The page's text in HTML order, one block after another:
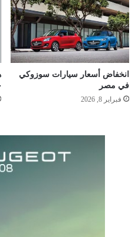
انخفاض أسعار سيارات سوزوكي
في مصر
فبراير 8, 2026